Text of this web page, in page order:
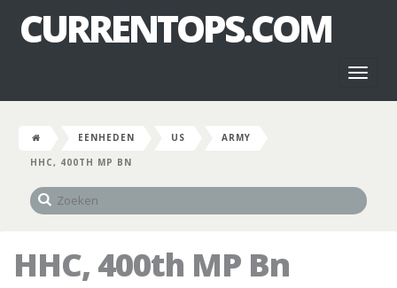
CURRENTOPS.COM
EENHEDEN US
ARMY
HHC, 400TH MP BN
HHC, 400th MP Bn